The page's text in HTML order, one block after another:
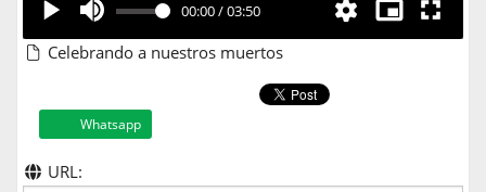
00:00/03:50
Celebrando a nuestros muertos
Whatsapp
URL: